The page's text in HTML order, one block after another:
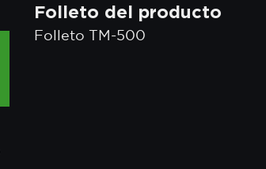
Folleto del producto
Folleto TM-500